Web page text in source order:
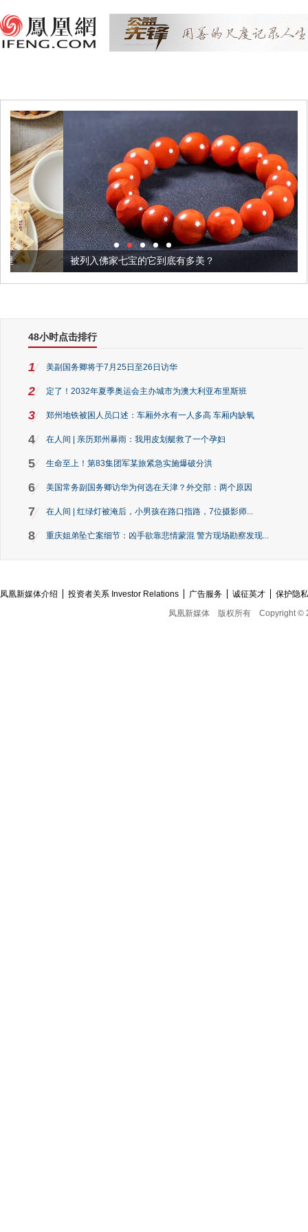
被列入佛家七宝的它到底有多美？
48小时点击排行
1 美副国务卿将于7月25日至26日访华
2 定了！2032年夏季奥运会主办城市为澳大利亚布里斯班
3 郑州地铁被困人员口述：车厢外水有一人多高 车厢内缺氧
4 在人间 | 亲历郑州暴雨：我用皮划艇救了一个孕妇
5 生命至上！第83集团军某旅紧急实施爆破分洪
6 美国常务副国务卿访华为何选在天津？外交部：两个原因
7 在人间 | 红绿灯被淹后，小男孩在路口指路，7位摄影师...
8 重庆姐弟坠亡案细节：凶手欲靠悲情蒙混 警方现场勘察发现...
凤凰新媒体介绍 投资者关系 Investor Relations 广告服务 诚征英才
保护隐
凤凰新媒体
版权所有 Copyright ©